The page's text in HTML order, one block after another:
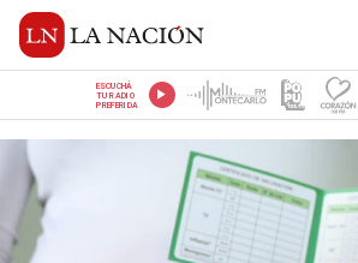
ESCUCHÁ
TU RADIO
PREFERIDA